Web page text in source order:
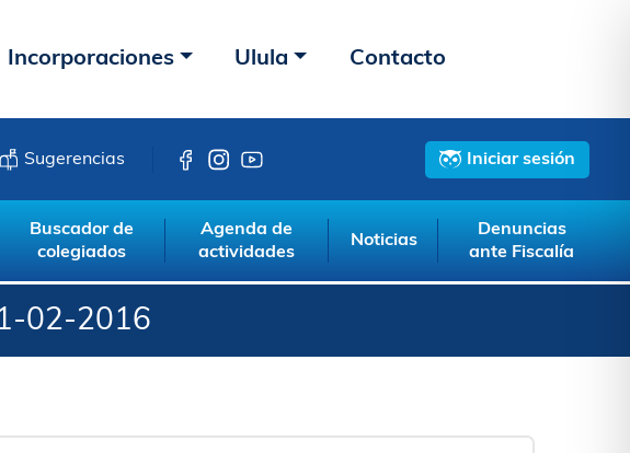
Incorporaciones Ulula Contacto
Sugerencias Iniciar sesión
Buscador de
colegiados
Agenda de
actividades
Noticias
Denuncias
ante Fiscalía
02-2016